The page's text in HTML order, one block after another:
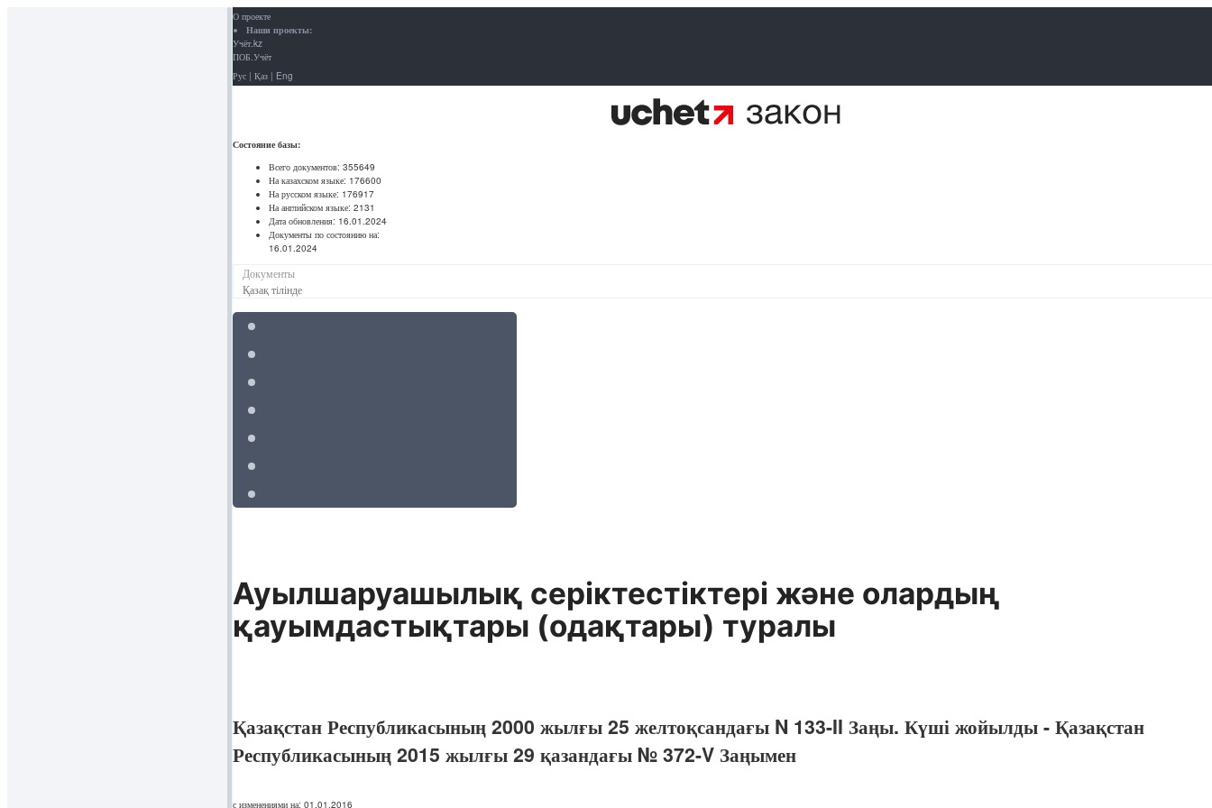
О проекте
Наши проекты:
Учёт.kz
ПОБ.Учёт
Рус | Қаз | Eng
Состояние базы:
Всего документов: 355649
На казахском языке: 176600
На русском языке: 176917
На английском языке: 2131
Дата обновления: 16.01.2024
Документы по состоянию на:
16.01.2024
Документы
Қазақ тілінде
Ауылшаруашылық серіктестіктері және олардың
қауымдастықтары (одақтары) туралы
Қазақстан Республикасының 2000 жылғы 25 желтоқсандағы N 133-II Заңы. Күші жойылды - Қазақстан
Республикасының 2015 жылғы 29 қазандағы № 372-V Заңымен
с изменениями на: 01.01.2016